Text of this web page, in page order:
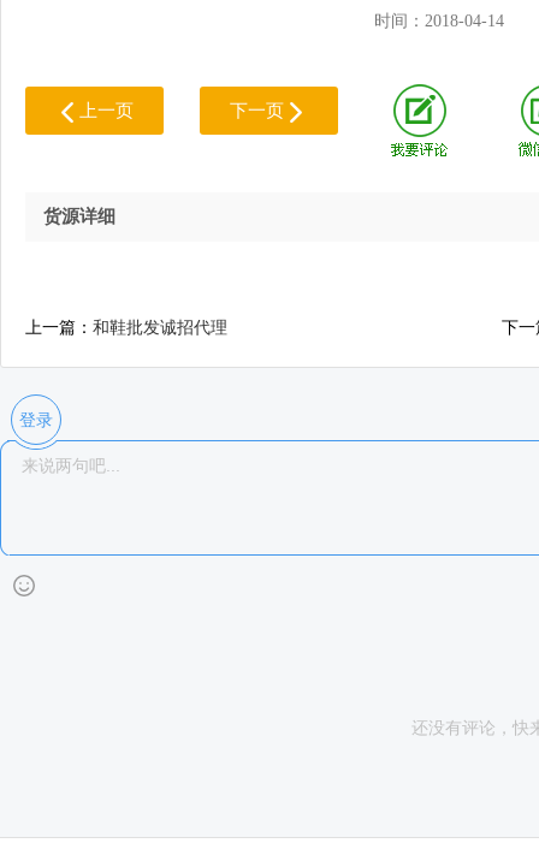
时间： 2018-04-14
上一页 下一页
货源详细
上一篇： 和鞋批发诚招代理 下一
登录
还没有评论，快